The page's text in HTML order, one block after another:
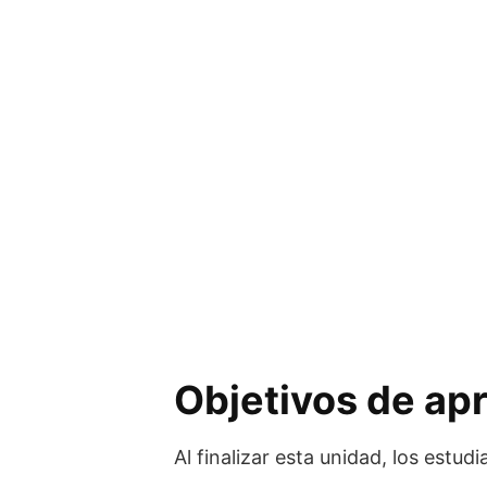
Objetivos de
Al finalizar esta unidad, los